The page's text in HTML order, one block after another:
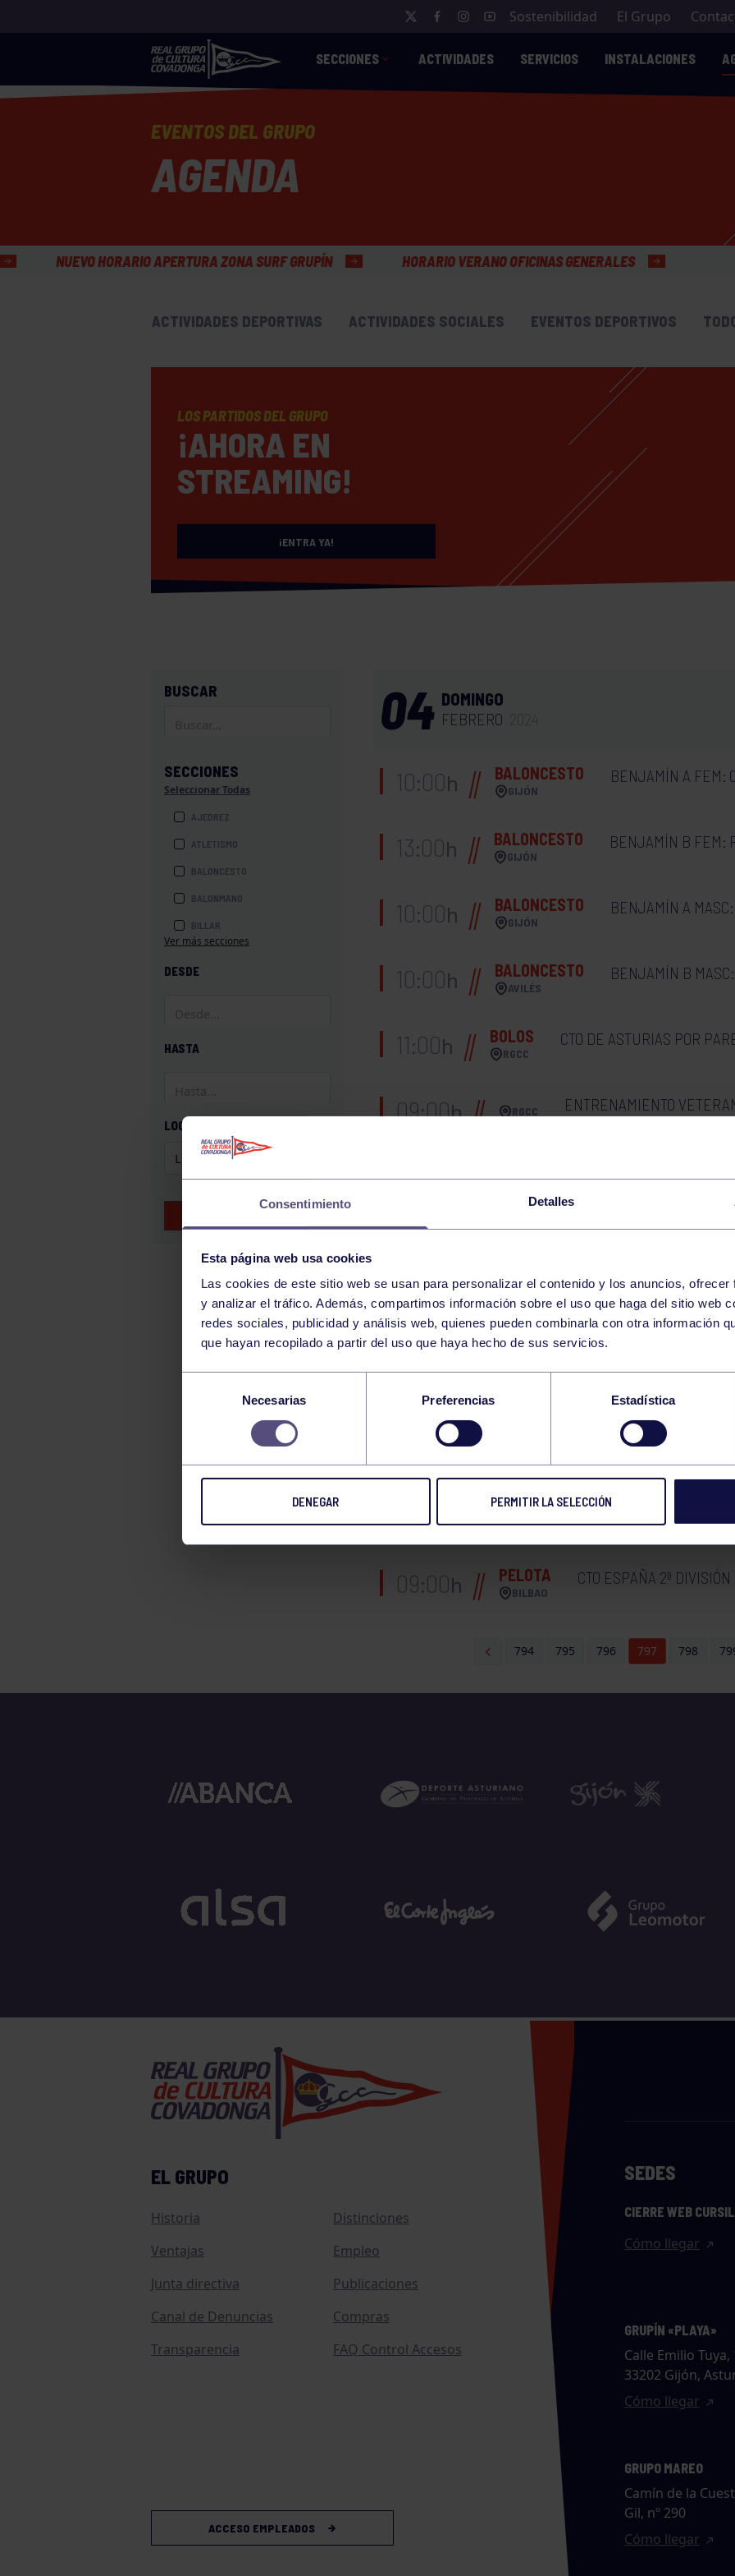
Consentimiento Detalles
Esta página web usa cookies
Las cookies de este sitio web se usan para personalizar el contenido y los anuncios,
y analizar el tráfico. Además, compartimos información sobre el uso que haga del sitio web
redes sociales, publicidad y análisis web, quienes pueden combinarla con otra información
que hayan recopilado a partir del uso que haya hecho de sus servicios.
consentimiento
Necesarias Preferencias Estadística
DENEGAR PERMITIR LA SELECCIÓN
Sostenibilidad El Grupo
SECCIONES ACTIVIDADES SERVICIOS INSTALACIONES
EVENTOS DEL GRUPO
AGENDA
APERTURA ZONA SURF GRUPÍN HORARIO VERANO OFICINAS GENERALES
ACTIVIDADES DEPORTIVAS ACTIVIDADES SOCIALES EVENTOS DEPORTIVOS
LOS PARTIDOS DEL GRUPO
¡AHORA EN
STREAMING!
¡ENTRA YA!
BUSCAR
SECCIONES
Seleccionar Todas
AJEDREZ
ATLETISMO
BALONCESTO
BALONMANO
BILLAR
BOXEO
GAF
GAM
HALTEROFILIA
MONTAÑA
NATACIÓN
SURF
TIRO CON ARCO
VELA
Ver más secciones
DESDE
HASTA
LOCALIZACIÓN
04 DOMINGO
FEBRERO
10:00h BALONCESTO
GIJÓN
BENJAMÍN A FEM:
13:00h BALONCESTO
GIJÓN
BENJAMÍN B FEM:
10:00h BALONCESTO
GIJÓN
BENJAMÍN A
10:00h BALONCESTO
AVILÉS
BENJAMÍN B
11:00h BOLOS
RGCC
CTO DE ASTURIAS POR
09:00h RGCC ENTRENAMIENTO
09:00h RGCC
03
11:00h HOCKEY
RGCC
BENJAMÍN: RGCC B –
HOCKEY
17:00h SF2: CDM ENTREVÍAS –
09:00h HOCKEY
SANTANDER
FASE SECTOR CTO
MASCULINO
09:00h PELOTA
BILBAO
CTO ESPAÑA 2ª DIVISIÓN
794 795 796 797 798
EL GRUPO
Historia
Distinciones
Ventajas
Empleo
Junta directiva
Publicaciones
Canal de Denuncias
Compras
Transparencia
FAQ Control Accesos
ACCESO EMPLEADOS
SEDES
CIERRE WEB
Cómo llegar
GRUPÍN «PLAYA»
Calle Emilio Tuya,
33202 Gijón,
Cómo llegar
GRUPO MAREO
Camín de la
Gil, nº 290
Cómo llegar